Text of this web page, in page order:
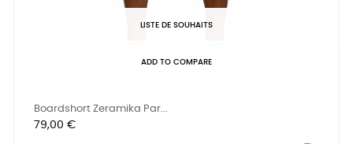
LISTE DE SOUHAITS
ADD TO COMPARE
Boardshort Zeramika Par...
Prix
79,00 €